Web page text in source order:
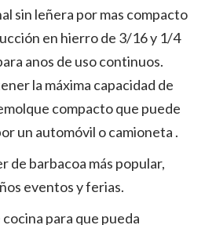
sin leñera por mas compacto
en hierro de 3/16 y 1/4
anos de uso continuos.
la máxima capacidad de
compacto que puede
un automóvil o camioneta .
de barbacoa más popular,
eventos y ferias.
para que pueda